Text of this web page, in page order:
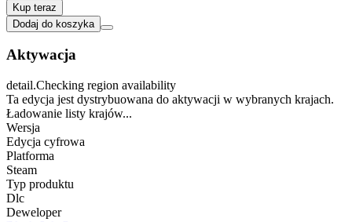
Kup teraz
Dodaj do koszyka
Aktywacja
detail.Checking region availability
Ta edycja jest dystrybuowana do aktywacji w wybranych krajach.
Ładowanie listy krajów...
Wersja
Edycja cyfrowa
Platforma
Steam
Typ produktu
Dlc
Deweloper